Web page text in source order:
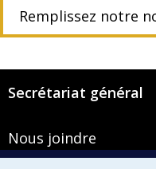
Remplissez notre
Secrétariat général
Nous joindre